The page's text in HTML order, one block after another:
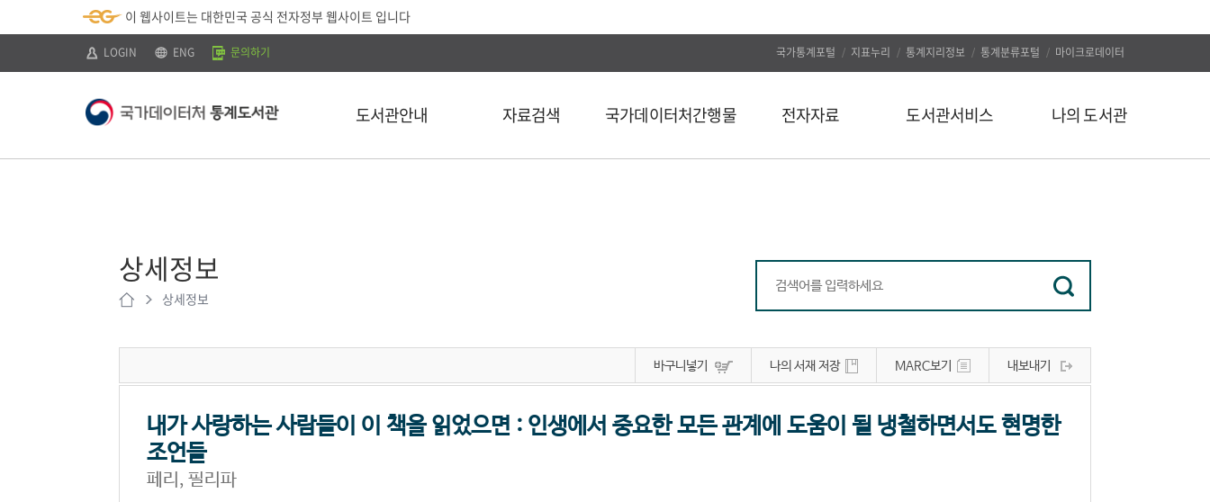
로
기
o
로
바
이 웹사이트는 대한민국 공식 전자정부 웹사이트 입니다
LOGIN ENG 문의하기 국가통계포털 지표누리 통계지리정보 통계분류포털 마이크로데이터
도서관안내 자료검색
컬렉션
국가데이터처간행물 전자자료
전자도서
도서관서비스
인기도서
정보서비스
유관사이트
공지사항
나의 도서관
대출/예약조회
자료구입신청
나의 서재
나의 서평
상세정보
상세정보
바구니넣기 나의 서재 저장 MARC보기 내보내기
내가 사랑하는 사람들이 이 책을 읽었으면 : 인생에서 중요한 모든 관계에 도움이 될 냉철하면서도 현명한
조언들
페리, 필리파